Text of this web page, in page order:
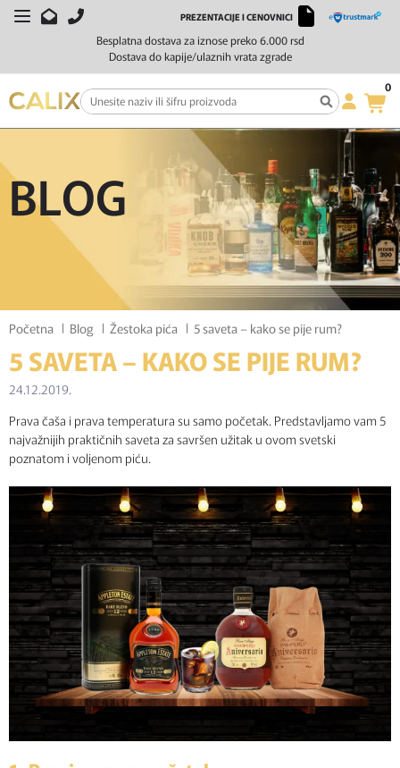
Besplatna dostava za iznose preko 6.000 rsd
Dostava do kapije/ulaznih vrata zgrade
PREZENTACIJE I CENOVNICI
0
BLOG
Početna Blog Žestoka pića 5 saveta – kako se pije rum?
5 SAVETA – KAKO SE PIJE RUM?
24.12.2019.
Prava čaša i prava temperatura su samo početak. Predstavljamo vam 5
najvažnijih praktičnih saveta za savršen užitak u ovom svetski
poznatom i voljenom piću.